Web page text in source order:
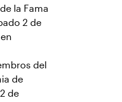
la Fama
2 de
del
de
de